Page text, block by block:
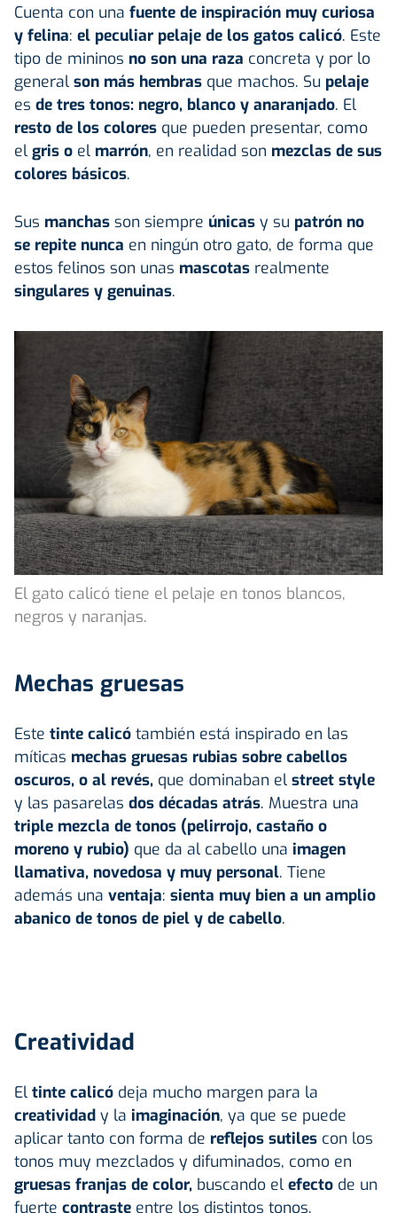
Cuenta con una fuente de inspiración muy curiosa
y felina: el peculiar pelaje de los gatos calicó. Este
tipo de mininos no son una raza concreta y por lo
general son más hembras que machos. Su pelaje
es de tres tonos: negro, blanco y anaranjado. El
resto de los colores que pueden presentar, como
el gris o el marrón, en realidad son mezclas de sus
colores básicos.
Sus manchas son siempre únicas y su patrón no
se repite nunca en ningún otro gato, de forma que
estos felinos son unas mascotas realmente
singulares y genuinas.
El gato calicó tiene el pelaje en tonos blancos,
negros y naranjas.
Mechas gruesas
Este tinte calicó también está inspirado en las
míticas mechas gruesas rubias sobre cabellos
oscuros, o al revés, que dominaban el street style
y las pasarelas dos décadas atrás. Muestra una
triple mezcla de tonos (pelirrojo, castaño o
moreno y rubio) que da al cabello una imagen
llamativa, novedosa y muy personal. Tiene
además una ventaja: sienta muy bien a un amplio
abanico de tonos de piel y de cabello.
Creatividad
El tinte calicó deja mucho margen para la
creatividad y la imaginación, ya que se puede
aplicar tanto con forma de reflejos sutiles con los
tonos muy mezclados y difuminados, como en
gruesas franjas de color, buscando el efecto de un
fuerte contraste entre los distintos tonos.